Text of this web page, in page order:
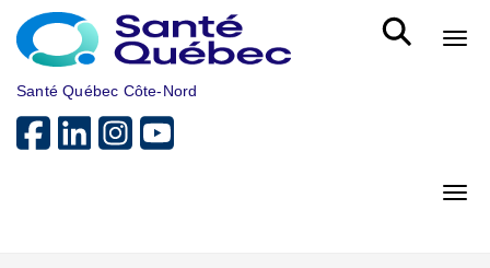
Skip to main content
Santé Québec Côte-Nord